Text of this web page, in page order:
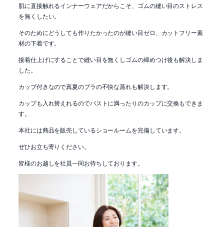
肌に直接触れるインナーウェアだからこそ、ゴムの縫い目のストレス
を無くしたい。
そのためにどうしても作りたかったのが縫い目ゼロ、カットフリー素
材の下着です。
接着仕上げにすることで縫い目を無くしゴムの締めつけ後も解決しま
した。
カップ付きなので真夏のブラの不快な蒸れも解決します。
カップも入れ替えれるのでバストに満ったりのカップに交換もできま
す。
本社には商品を販売しているショールームを完備しています。
ぜひお立ち寄りください。
皆様のお越しを社員一同お待ちしております。